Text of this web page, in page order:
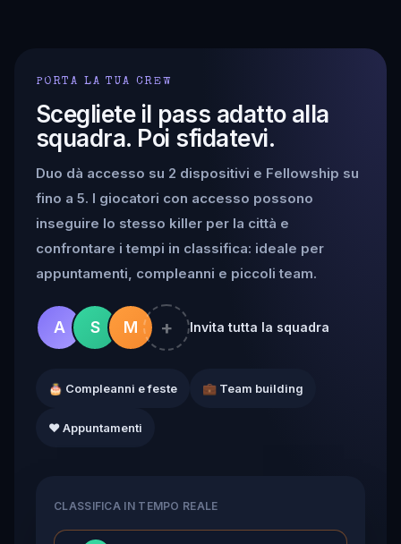
PORTA LA TUA CREW
Scegliete il pass adatto alla
squadra. Poi sfidatevi.
Duo dà accesso su 2 dispositivi e Fellowship su
fino a 5. I giocatori con accesso possono
inseguire lo stesso killer per la città e
confrontare i tempi in classifica: ideale per
appuntamenti, compleanni e piccoli team.
A S M + Invita tutta la squadra
🎂 Compleanni e feste 💼 Team building
❤️ Appuntamenti
CLASSIFICA IN TEMPO REALE